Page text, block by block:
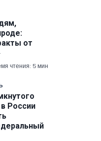
от
чтения: 5 мин
России